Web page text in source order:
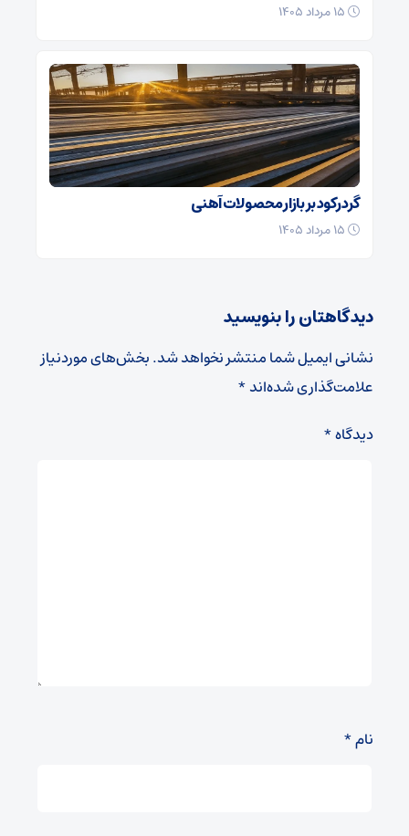
گرد رکود بر بازار محصولات آهنی
دیدگاهتان را بنویسید
نشانی ایمیل شما منتشر نخواهد شد.بخش‌های موردنیاز
علامت‌گذاری شده‌اند*
دیدگاه*
نام*